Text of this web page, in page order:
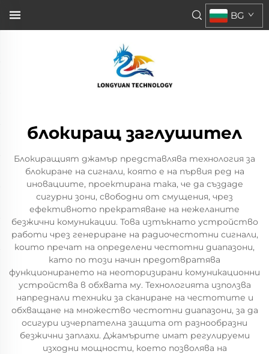
BG
блокиращ заглушител
Блокиращият джамър представлява технология за
блокиране на сигнали, която е на първия ред на
иновациите, проектирана така, че да създаде
сигурни зони, свободни от смущения, чрез
ефективното прекратяване на нежеланите
безжични комуникации. Това изтъкнато устройство
работи чрез генериране на радиочестотни сигнали,
които пречат на определени честотни диапазони,
като по този начин предотвратява
функционирането на неоторизирани комуникационни
устройства в обхвата му. Технологията използва
напреднали техники за сканиране на честотите и
обхващане на множество честотни диапазони, за да
осигури изчерпателна защита от разнообразни
безжични заплахи. Джамърите имат регулируеми
изходни мощности, което позволява на